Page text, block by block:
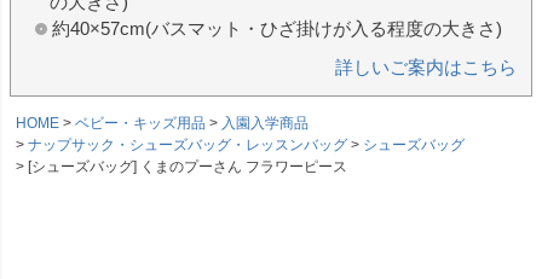
約40×57cm(バスマット・ひざ掛けが入る程度の大きさ)
詳しいご案内はこちら
HOME ベビー・キッズ用品
入園入学商品
ナップサック・シューズバッグ・レッスンバッグ
シューズバッグ
[シューズバッグ] くまのプーさん フラワーピース